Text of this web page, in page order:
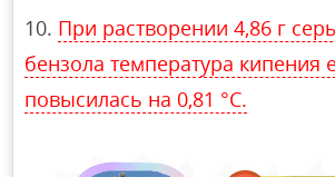
При растворении 4,86 г
бензола температура кипения
повысилась на 0,81 °С.